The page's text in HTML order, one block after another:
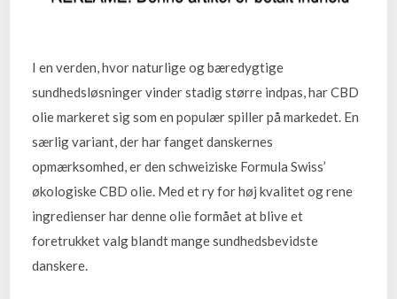
I en verden, hvor naturlige og bæredygtige
sundhedsløsninger vinder stadig større indpas, har CBD
olie markeret sig som en populær spiller på markedet. En
særlig variant, der har fanget danskernes
opmærksomhed, er den schweiziske Formula Swiss’
økologiske CBD olie. Med et ry for høj kvalitet og rene
ingredienser har denne olie formået at blive et
foretrukket valg blandt mange sundhedsbevidste
danskere.